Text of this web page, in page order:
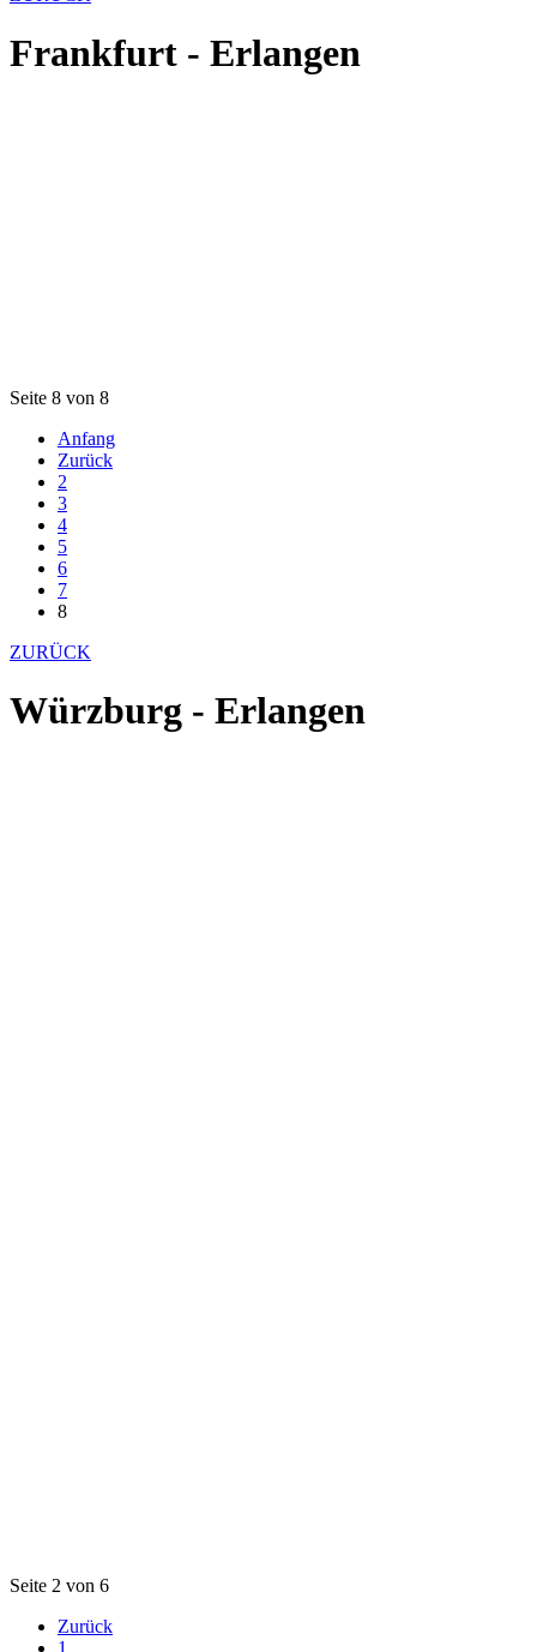
Frankfurt - Erlangen
Seite 8 von 8
Anfang
Zurück
2
3
4
5
6
7
8
ZURÜCK
Würzburg - Erlangen
Seite 2 von 6
Zurück
1